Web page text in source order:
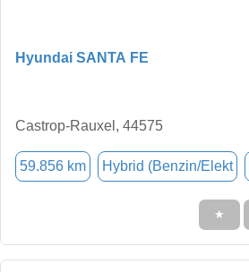
Hyundai SANTA FE
Castrop-Rauxel, 44575
59.856 km Hybrid (Benzin/Elekt
★